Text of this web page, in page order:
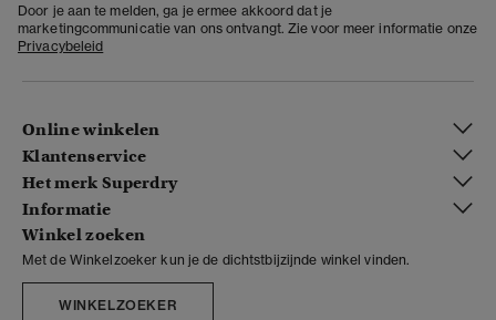
Door je aan te melden, ga je ermee akkoord dat je
marketingcommunicatie van ons ontvangt. Zie voor meer informatie onze
Privacybeleid
Online winkelen
Klantenservice
Het merk Superdry
Informatie
Winkel zoeken
Met de Winkelzoeker kun je de dichtstbijzijnde winkel vinden.
WINKELZOEKER